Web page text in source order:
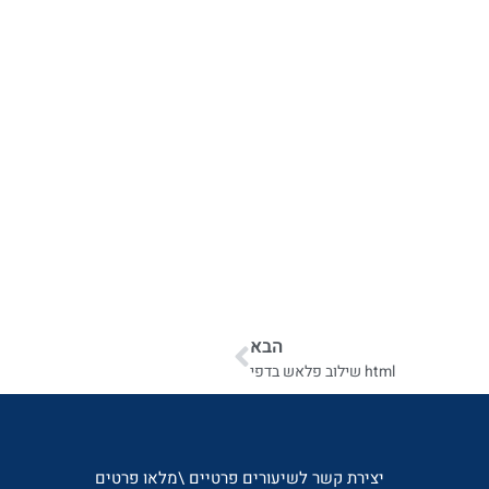
הבא
html שילוב פלאש בדפי
יצירת קשר לשיעורים פרטיים \מלאו פרטים